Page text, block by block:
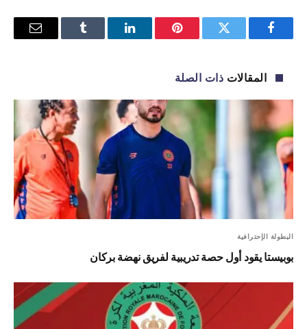
فيسبوك تويتر بينتيريستلينكدإن Tumblr
البريد
المقالات ذات الصلة
البطولة الإحترافية
بوبيستا يقود أول حصة تدريبية لفريق نهضة بركان